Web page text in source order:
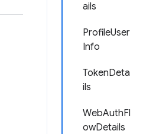
ails
ProfileUser
Info
TokenDeta
ils
WebAuthFl
owDetails